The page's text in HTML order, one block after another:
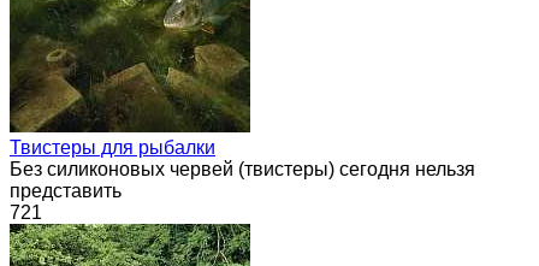
Твистеры для рыбалки
Без силиконовых червей (твистеры) сегодня нельзя
представить
721